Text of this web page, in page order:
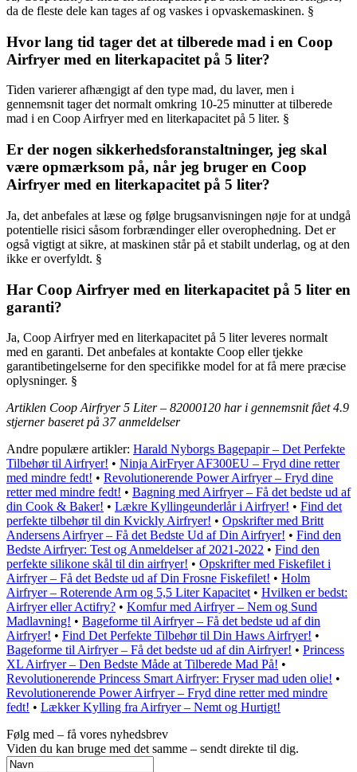
da de fleste dele kan tages af og vaskes i opvaskemaskinen. §
Hvor lang tid tager det at tilberede mad i en Coop
Airfryer med en literkapacitet på 5 liter?
Tiden varierer afhængigt af den type mad, du laver, men i
gennemsnit tager det normalt omkring 10-25 minutter at tilberede
mad i en Coop Airfryer med en literkapacitet på 5 liter. §
Er der nogen sikkerhedsforanstaltninger, jeg skal
være opmærksom på, når jeg bruger en Coop
Airfryer med en literkapacitet på 5 liter?
Ja, det anbefales at læse og følge brugsanvisningen nøje for at undgå
potentielle risici såsom forbrændinger eller overophedning. Det er
også vigtigt at sikre, at maskinen står på et stabilt underlag, og at den
ikke er overfyldt. §
Har Coop Airfryer med en literkapacitet på 5 liter en
garanti?
Ja, Coop Airfryer med en literkapacitet på 5 liter leveres normalt
med en garanti. Det anbefales at kontakte Coop eller tjekke
garantibetingelserne for den specifikke model for at få mere præcise
oplysninger. §
Artiklen Coop Airfryer 5 Liter – 82000120 har i gennemsnit fået4.9
stjerner baseret på 37anmeldelser
Andre populære artikler: Harald Nyborgs Bagepapir – Det Perfekte
Tilbehør til Airfryer! • Ninja AirFryer AF300EU – Fryd dine retter
med mindre fedt! • Revolutionerende Power Airfryer – Fryd dine
retter med mindre fedt! • Bagning med Airfryer – Få det bedste ud af
din Cook & Baker! • Lækre Kyllingeunderlår i Airfryer! • Find det
perfekte tilbehør til din Kvickly Airfryer! • Opskrifter med Britt
Andersens Airfryer – Få det Bedste Ud af Din Airfryer! • Find den
Bedste Airfryer: Test og Anmeldelser af 2021-2022 • Find den
perfekte silikone skål til din airfryer! • Opskrifter med Fiskefilet i
Airfryer – Få det Bedste ud af Din Frosne Fiskefilet! • Holm
Airfryer – Roterende Arm og 5,5 Liter Kapacitet • Hvilken er bedst:
Airfryer eller Actifry? • Komfur med Airfryer – Nem og Sund
Madlavning! • Bageforme til Airfryer – Få det bedste ud af din
Airfryer! • Find Det Perfekte Tilbehør til Din Haws Airfryer! •
Bageforme til Airfryer – Få det bedste ud af din Airfryer! • Princess
XL Airfryer – Den Bedste Måde at Tilberede Mad På! •
Revolutionerende Princess Smart Airfryer: Fryser mad uden olie! •
Revolutionerende Power Airfryer – Fryd dine retter med mindre
fedt! • Lækker Kylling fra Airfryer – Nemt og Hurtigt!
Følg med – få vores nyhedsbrev
Viden du kan bruge med det samme – sendt direkte til dig.